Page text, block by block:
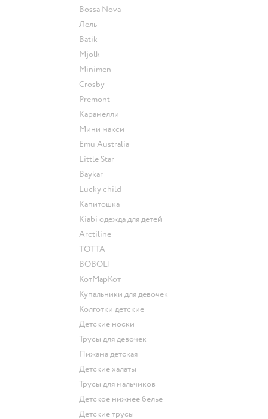
Bossa Nova
Лель
Batik
Mjolk
Minimen
Crosby
Premont
Карамелли
Мини макси
Emu Australia
Little Star
Baykar
Lucky child
Капитошка
Kiabi одежда для детей
Arctiline
ТОТТА
BOBOLI
КотМарКот
Купальники для девочек
Колготки детские
Детские носки
Трусы для девочек
Пижама детская
Детские халаты
Трусы для мальчиков
Детское нижнее белье
Детские трусы